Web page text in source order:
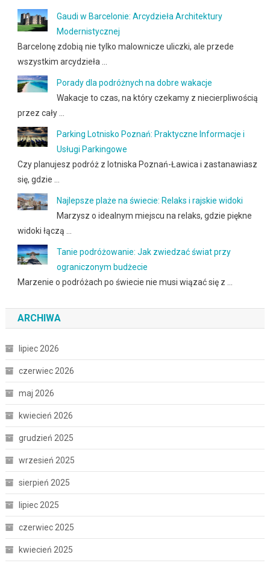
Gaudi w Barcelonie: Arcydzieła Architektury
Modernistycznej
Barcelonę zdobią nie tylko malownicze uliczki, ale przede
wszystkim arcydzieła …
Porady dla podróżnych na dobre wakacje
Wakacje to czas, na który czekamy z niecierpliwością
przez cały …
Parking Lotnisko Poznań: Praktyczne Informacje i
Usługi Parkingowe
Czy planujesz podróż z lotniska Poznań-Ławica i zastanawiasz
się, gdzie …
Najlepsze plaże na świecie: Relaks i rajskie widoki
Marzysz o idealnym miejscu na relaks, gdzie piękne
widoki łączą …
Tanie podróżowanie: Jak zwiedzać świat przy
ograniczonym budżecie
Marzenie o podróżach po świecie nie musi wiązać się z …
ARCHIWA
lipiec 2026
czerwiec 2026
maj 2026
kwiecień 2026
grudzień 2025
wrzesień 2025
sierpień 2025
lipiec 2025
czerwiec 2025
kwiecień 2025